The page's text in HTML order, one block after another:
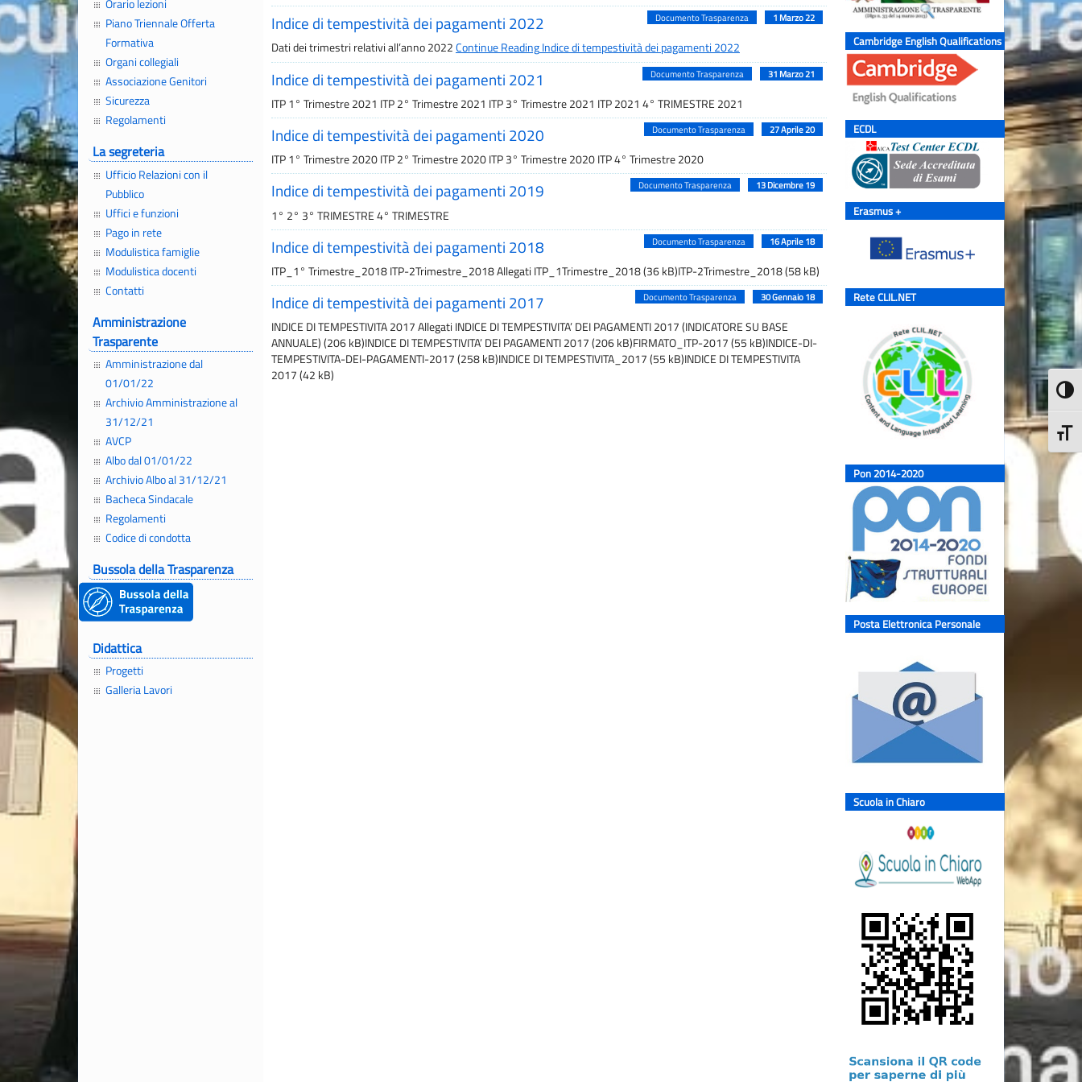
Orario lezioni
Piano Triennale Offerta
Formativa
Organi collegiali
Associazione Genitori
Sicurezza
Regolamenti
La segreteria
Ufficio Relazioni con il
Pubblico
Uffici e funzioni
Pago in rete
Modulistica famiglie
Modulistica docenti
Contatti
Amministrazione
Trasparente
Amministrazione dal
01/01/22
Archivio Amministrazione al
31/12/21
AVCP
Albo dal 01/01/22
Archivio Albo al 31/12/21
Bacheca Sindacale
Regolamenti
Codice di condotta
Bussola della Trasparenza
Didattica
Progetti
Galleria Lavori
1 Marzo 22
Documento Trasparenza
Indice di tempestività dei pagamenti 2022
Dati dei trimestri relativi all’anno 2022Continue ReadingIndice di tempestività dei pagamenti 2022
31 Marzo 21
Documento Trasparenza
Indice di tempestività dei pagamenti 2021
ITP 1° Trimestre 2021 ITP 2° Trimestre 2021 ITP 3° Trimestre 2021 ITP 2021 4° TRIMESTRE 2021
27 Aprile 20
Documento Trasparenza
Indice di tempestività dei pagamenti 2020
ITP 1° Trimestre 2020 ITP 2° Trimestre 2020 ITP 3° Trimestre 2020 ITP 4° Trimestre 2020
13 Dicembre 19
Documento Trasparenza
Indice di tempestività dei pagamenti 2019
1° 2° 3° TRIMESTRE 4° TRIMESTRE
16 Aprile 18
Documento Trasparenza
Indice di tempestività dei pagamenti 2018
ITP_1° Trimestre_2018 ITP-2Trimestre_2018 Allegati ITP_1Trimestre_2018 (36 kB)ITP-2Trimestre_2018 (58 kB)
30 Gennaio 18
Documento Trasparenza
Indice di tempestività dei pagamenti 2017
INDICE DI TEMPESTIVITA 2017 Allegati INDICE DI TEMPESTIVITA’ DEI PAGAMENTI 2017 (INDICATORE SU BASE
ANNUALE) (206 kB)INDICE DI TEMPESTIVITA’ DEI PAGAMENTI 2017 (206 kB)FIRMATO_ITP-2017 (55 kB)INDICE-DI-
TEMPESTIVITA-DEI-PAGAMENTI-2017 (258 kB)INDICE DI TEMPESTIVITA_2017 (55 kB)INDICE DI TEMPESTIVITA
2017 (42 kB)
Cambridge English Qualifications
ECDL
Erasmus +
Rete CLIL.NET
Pon 2014-2020
Posta Elettronica Personale
Scuola in Chiaro